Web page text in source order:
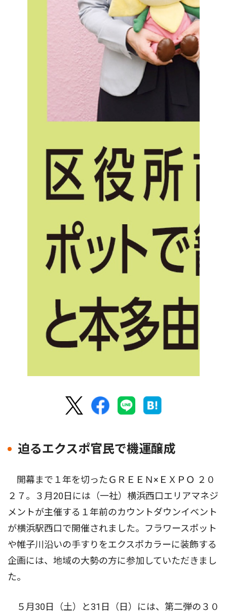
迫るエクスポ官民で機運醸成
開幕まで１年を切ったＧＲＥＥＮ×ＥＸＰＯ ２０
２７。３月20日には（一社）横浜西口エリアマネジ
メントが主催する１年前のカウントダウンイベント
が横浜駅西口で開催されました。フラワースポット
や帷子川沿いの手すりをエクスポカラーに装飾する
企画には、地域の大勢の方に参加していただきまし
た。
５月30日（土）と31日（日）には、第二弾の３０